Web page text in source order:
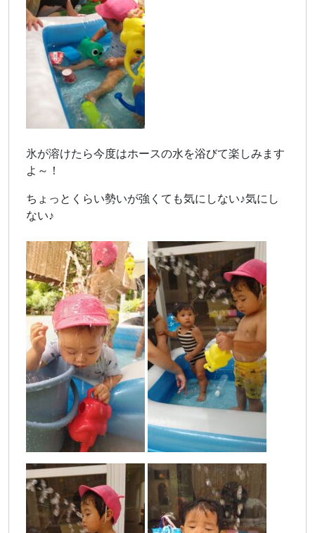
氷が溶けたら今度はホースの水を浴びて楽しみます
よ～！
ちょっとくらい勢いが強くても気にしない♪気にし
ない♪